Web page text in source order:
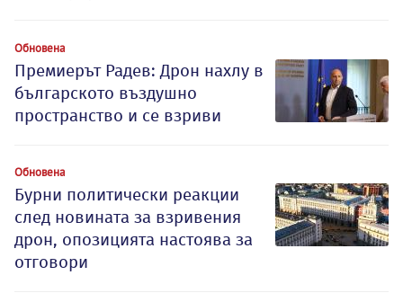
Обновена
Премиерът Радев: Дрон нахлу в
българското въздушно
пространство и се взриви
Обновена
Бурни политически реакции
след новината за взривения
дрон, опозицията настоява за
отговори